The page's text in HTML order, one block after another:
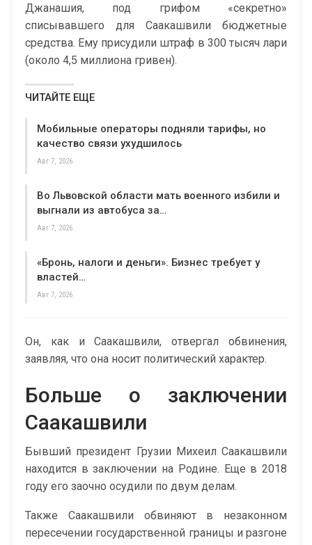
Джанашия, под грифом «секретно»
списывавшего для Саакашвили бюджетные
средства. Ему присудили штраф в 300 тысяч лари
(около 4,5 миллиона гривен).
ЧИТАЙТЕ ЕЩЕ
Мобильные операторы подняли тарифы, но
качество связи ухудшилось
Авг 7, 2026
Во Львовской области мать военного избили и
выгнали из автобуса за…
Авг 7, 2026
«Бронь, налоги и деньги». Бизнес требует у
властей…
Авг 7, 2026
Он, как и Саакашвили, отвергал обвинения,
заявляя, что она носит политический характер.
Больше о заключении
Саакашвили
Бывший президент Грузии Михеил Саакашвили
находится в заключении на Родине. Еще в 2018
году его заочно осудили по двум делам.
Также Саакашвили обвиняют в незаконном
пересечении государственной границы и разгоне